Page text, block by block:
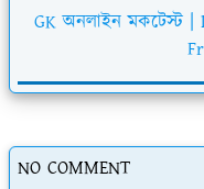
GK অনলাইন মকটেস্ট |
NO COMMENT